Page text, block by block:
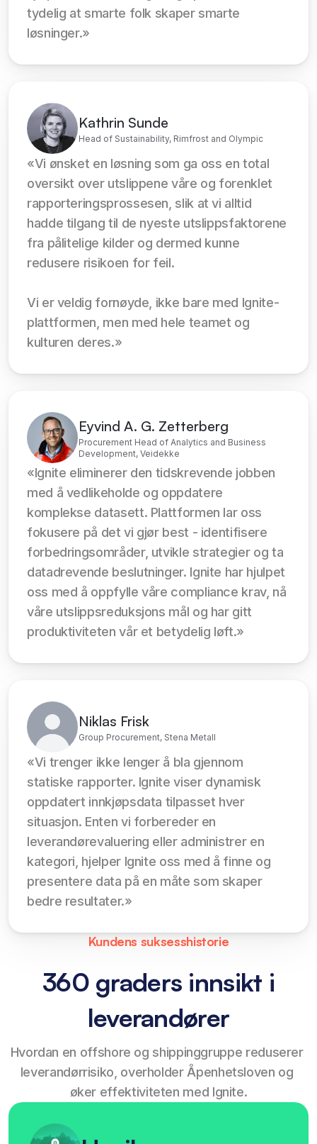
tydelig at smarte folk skaper smarte
løsninger.»
Kathrin Sunde
Head of Sustainability, Rimfrost and Olympic
«Vi ønsket en løsning som ga oss en total
oversikt over utslippene våre og forenklet
rapporteringsprossesen, slik at vi alltid
hadde tilgang til de nyeste utslippsfaktorene
fra pålitelige kilder og dermed kunne
redusere risikoen for feil.
Vi er veldig fornøyde, ikke bare med Ignite-
plattformen, men med hele teamet og
kulturen deres.»
Eyvind A. G. Zetterberg
Procurement Head of Analytics and Business
Development, Veidekke
«Ignite eliminerer den tidskrevende jobben
med å vedlikeholde og oppdatere
komplekse datasett. Plattformen lar oss
fokusere på det vi gjør best - identifisere
forbedringsområder, utvikle strategier og ta
datadrevende beslutninger. Ignite har hjulpet
oss med å oppfylle våre compliance krav, nå
våre utslippsreduksjons mål og har gitt
produktiviteten vår et betydelig løft.»
Niklas Frisk
Group Procurement, Stena Metall
«Vi trenger ikke lenger å bla gjennom
statiske rapporter. Ignite viser dynamisk
oppdatert innkjøpsdata tilpasset hver
situasjon. Enten vi forbereder en
leverandørevaluering eller administrer en
kategori, hjelper Ignite oss med å finne og
presentere data på en måte som skaper
bedre resultater.»
Kundens suksesshistorie
360 graders innsikt i
leverandører
Hvordan en offshore og shippinggruppe reduserer
leverandørrisiko, overholder Åpenhetsloven og
øker effektiviteten med Ignite.